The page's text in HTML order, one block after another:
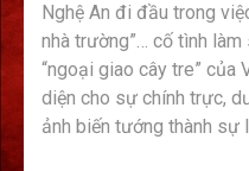
Nghệ An đi đầu trong
nhà trường”… cố tình
“ngoại giao cây tre” của
diện cho sự chính trực,
ảnh biến tướng thành sự